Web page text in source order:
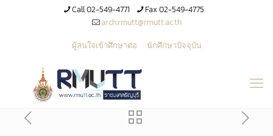
Call 02-549-4771
Fax 02-549-4775
arch.rmutt@rmutt.ac.th
ผู้สนใจเข้าศึกษาต่อ
นักศึกษาปัจจุบัน